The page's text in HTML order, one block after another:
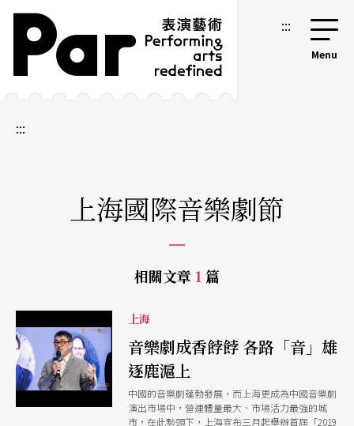
跳到主要內容區塊
網站導覽 :::
:::
上海國際音樂劇節
相關文章 1 篇
上海
音樂劇成香餑餑 各路「音」雄
逐鹿滬上
中國的音樂劇蓬勃發展，而上海更成為中國音樂劇
演出市場中，營運體量最大、市場活力最強的城
市，在此勢頭下，上海宣布三月起舉辦首屆「2019